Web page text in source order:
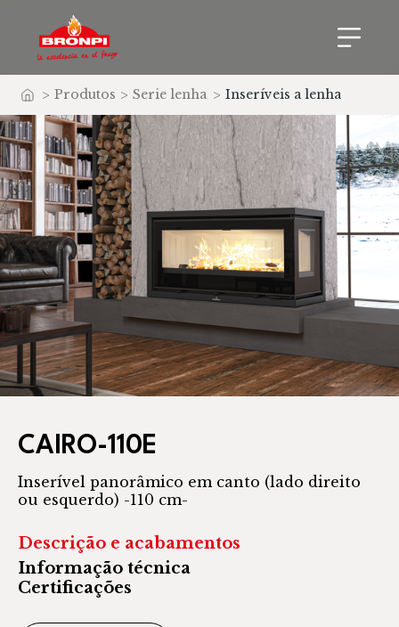
Início
> Produtos > Serie lenha > Inseríveis a lenha
CAIRO-110E
Inserível panorâmico em canto (lado direito
ou esquerdo) -110 cm-
Descrição e acabamentos
Informação técnica
Certificações